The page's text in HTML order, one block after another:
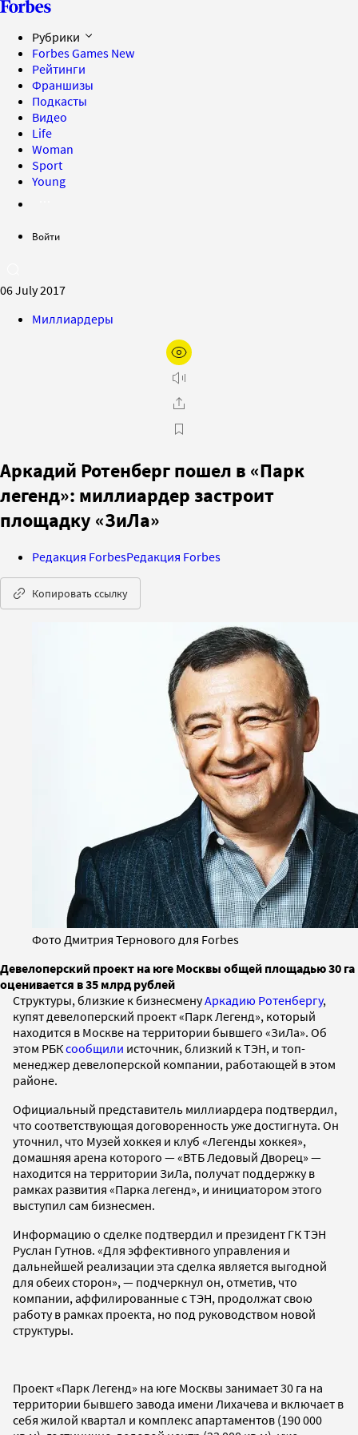
Рубрики
Forbes Games New
Рейтинги
Франшизы
Подкасты
Видео
Life
Woman
Sport
Young
Войти
06 July 2017
Миллиардеры
Аркадий Ротенберг пошел в «Парк
легенд»: миллиардер застроит
площадку «ЗиЛа»
Редакция ForbesРедакция Forbes
Копировать ссылку
Фото Дмитрия Тернового для Forbes
Девелоперский проект на юге Москвы общей площадью 30 га
оценивается в 35 млрд рублей
Структуры, близкие к бизнесменуАркадию Ротенбергу,
купят девелоперский проект «Парк Легенд», который
находится в Москве на территории бывшего «ЗиЛа». Об
этом РБКсообщили источник, близкий к ТЭН, и топ-
менеджер девелоперской компании, работающей в этом
районе.
Официальный представитель миллиардера подтвердил,
что соответствующая договоренность уже достигнута. Он
уточнил, что Музей хоккея и клуб «Легенды хоккея»,
домашняя арена которого — «ВТБ Ледовый Дворец» —
находится на территории ЗиЛа, получат поддержку в
рамках развития «Парка легенд», и инициатором этого
выступил сам бизнесмен.
Информацию о сделке подтвердил и президент ГК ТЭН
Руслан Гутнов. «Для эффективного управления и
дальнейшей реализации эта сделка является выгодной
для обеих сторон», — подчеркнул он, отметив, что
компании, аффилированные с ТЭН, продолжат свою
работу в рамках проекта, но под руководством новой
структуры.
Проект «Парк Легенд» на юге Москвы занимает 30 га на
территории бывшего завода имени Лихачева и включает в
себя жилой квартал и комплекс апартаментов (190 000